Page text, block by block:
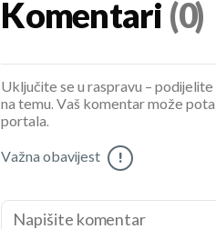
Komentari (0)
Uključite se u raspravu –
na temu. Vaš komentar može
portala.
Važna obavijest !